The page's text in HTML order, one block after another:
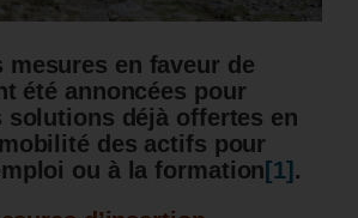
mesures en faveur de
été annoncées pour
solutions déjà offertes en
des actifs pour
ou à la formation [1] .